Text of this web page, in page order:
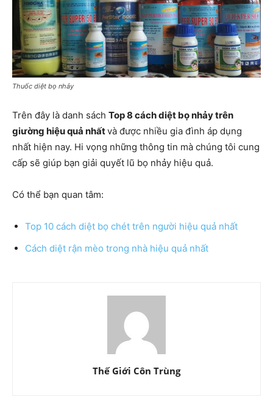
Thuốc diệt bọ nhảy
Trên đây là danh sách Top 8 cách diệt bọ nhảy trên
giường hiệu quả nhấtvà được nhiều gia đình áp dụng
nhất hiện nay. Hi vọng những thông tin mà chúng tôi cung
cấp sẽ giúp bạn giải quyết lũ bọ nhảy hiệu quả.
Có thể bạn quan tâm:
Top 10 cách diệt bọ chét trên người hiệu quả nhất
Cách diệt rận mèo trong nhà hiệu quả nhất
Thế Giới Côn Trùng